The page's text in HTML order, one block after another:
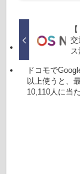
交
ドコモで
以上使うと、
10,110人に当